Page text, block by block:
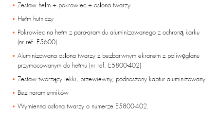
Zestaw hełm + pokrowiec + osłona twarzy
Hełm hutniczy
Pokrowiec na hełm z para-aramidu aluminizowanego z ochroną karku
(nr ref. E5600)
Aluminizowana osłona twarzy z bezbarwnym ekranem z poliwęglanu
przymocowanym do hełmu (nr ref. E5800-402)
Zestaw tworzący lekki, przewiewny, podnoszony kaptur aluminizowany
Bez naramienników
Wymienna osłona twarzy o numerze E5800-402.